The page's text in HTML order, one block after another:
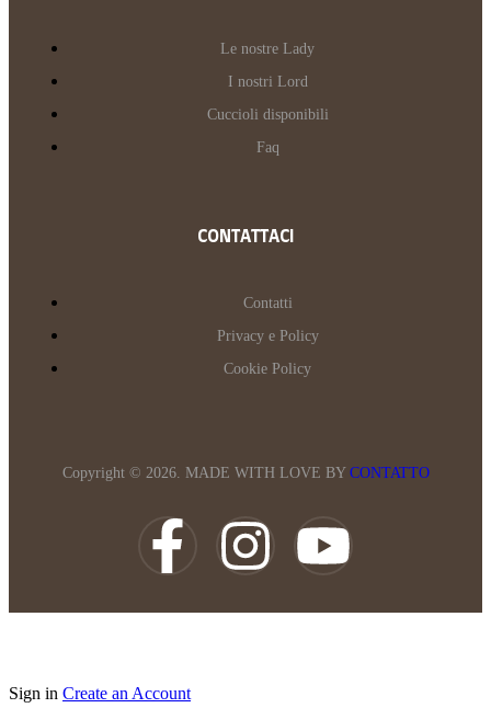
Le nostre Lady
I nostri Lord
Cuccioli disponibili
Faq
CONTATTACI
Contatti
Privacy e Policy
Cookie Policy
Copyright © 2026. MADE WITH LOVE BY CONTATTO
Sign in Create an Account